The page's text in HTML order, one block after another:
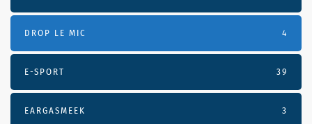
DROP LE MIC 4
E-SPORT 39
EARGASMEEK 3